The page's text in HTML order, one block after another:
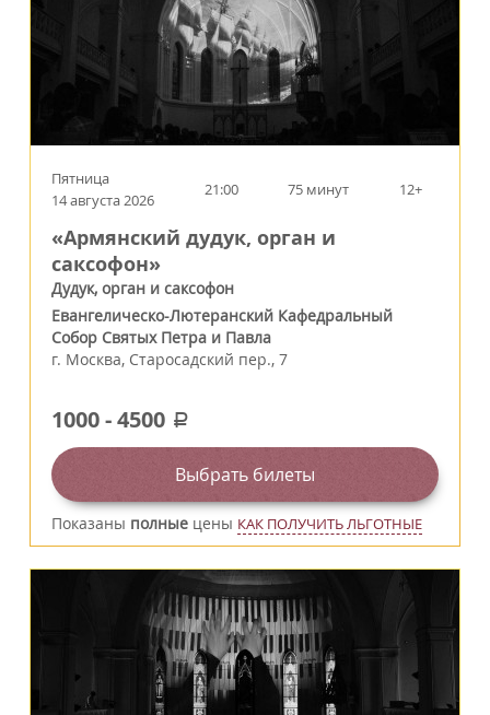
Пятница
14 августа 2026
21:00 75 минут 12+
«Армянский дудук, орган и
саксофон»
Дудук, орган и саксофон
Евангелическо-Лютеранский Кафедральный
Собор Святых Петра и Павла
г. Москва, Старосадский пер., 7
1000-4500 a
Выбрать билеты
Показаны полные цены КАК ПОЛУЧИТЬ ЛЬГОТНЫЕ